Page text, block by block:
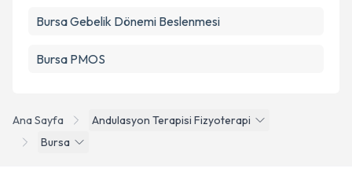
Ana Sayfa
Andulasyon Terapisi Fizyoterapi
Bursa
Bursa Gebelik Dönemi Beslenmesi
Bursa PMOS